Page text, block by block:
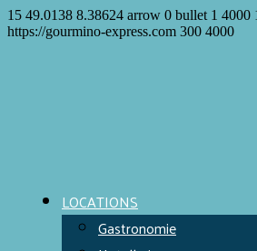
15 49.0138 8.38624 arrow 0 bullet 1 4000
https://gourmino-express.com 300 4000
LOCATIONS
Gastronomie